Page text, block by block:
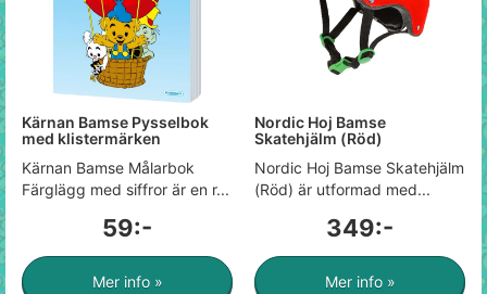
Kärnan Bamse Pysselbok
med klistermärken
Kärnan Bamse Målarbok
Färglägg med siffror är en r...
59:-
Mer info »
Nordic Hoj Bamse
Skatehjälm (Röd)
Nordic Hoj Bamse Skatehjälm
(Röd) är utformad med...
349:-
Mer info »